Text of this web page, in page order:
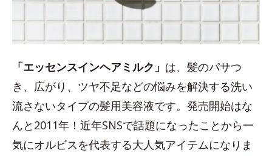
「エッセンスインヘアミルク」 は、髪のパサつ
き、広がり、ツヤ不足などの悩みを解決する洗い
流さないタイプの髪用美容液です。発売開始はな
んと2011年！近年SNSで話題になったことから一
気にオルビスを代表する大人気アイテムになりま